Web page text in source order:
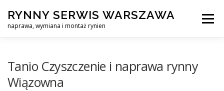
content
RYNNY SERWIS WARSZAWA
naprawa, wymiana i montaż rynien
Menu
Tanio Czyszczenie i naprawa rynny
Wiązowna